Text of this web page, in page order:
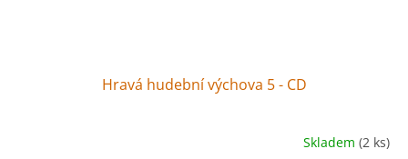
Hravá hudební výchova 5 - CD
Skladem (2 ks)